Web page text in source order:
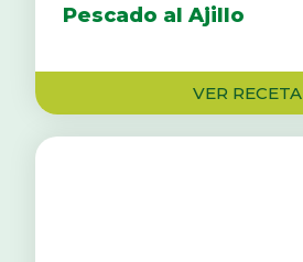
Pescado al Ajillo
VER RECETA